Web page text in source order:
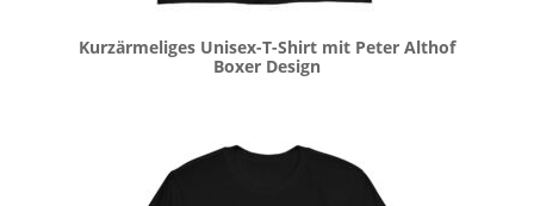
Kurzärmeliges Unisex-T-Shirt mit Peter Althof
Boxer Design